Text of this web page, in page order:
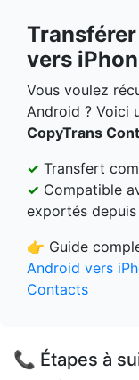
vers
Vous voulez
Android ? Voici
CopyTrans
✓ Transfert
✓ Compatible
exportés
👉 Guide
Android vers
Contacts
📞 Étapes à